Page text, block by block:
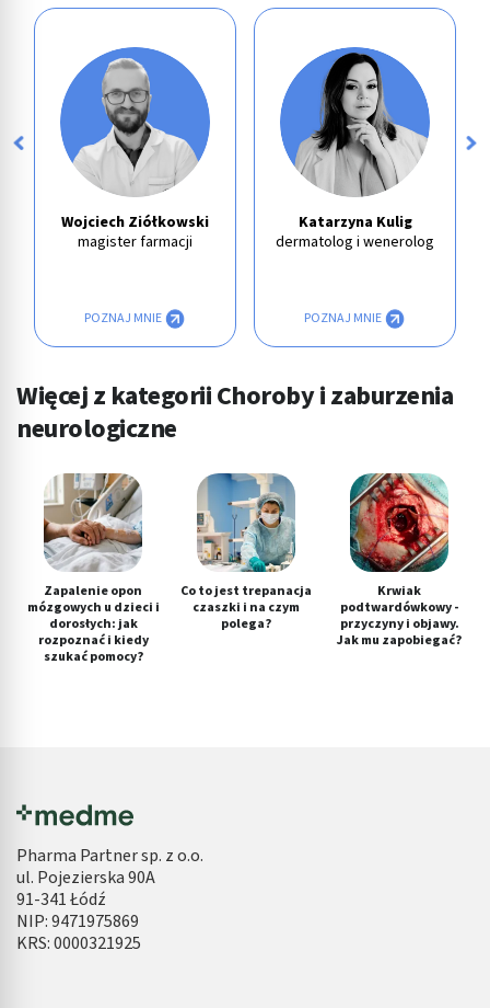
Wojciech Ziółkowski
magister farmacji
POZNAJ MNIE
Katarzyna Kulig
dermatolog i wenerolog
POZNAJ MNIE
Więcej z kategorii Choroby i zaburzenia
neurologiczne
Zapalenie opon
mózgowych u dzieci i
dorosłych: jak
rozpoznać i kiedy
szukać pomocy?
Co to jest trepanacja
czaszki i na czym
polega?
Krwiak
podtwardówkowy -
przyczyny i objawy.
Jak mu zapobiegać?
Pharma Partner sp. z o.o.
ul. Pojezierska 90A
91-341 Łódź
NIP: 9471975869
KRS: 0000321925